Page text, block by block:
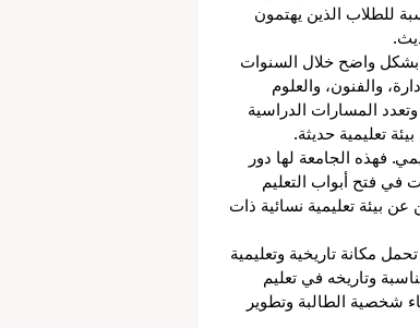
للطلاب الذين يهتمون
واضح خلال السنوات
والفنون، والعلوم
وتعدد المسارات الدراسية
تعليمية حديثة.
فهذه الجامعة لها دور
فتح أبواب التعليم
بيئة تعليمية نسائية ذات
مكانة تاريخية وتعليمية
وتاريخه في تعليم
شخصية الطالبة وتطوير